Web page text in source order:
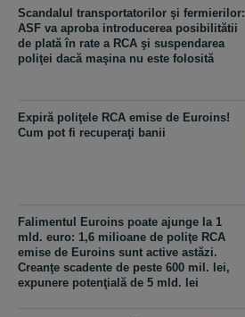
Scandalul transportatorilor şi fermierilor:
ASF va aproba introducerea posibilitătii
de plată în rate a RCA şi suspendarea
poliţei dacă maşina nu este folosită
Expiră poliţele RCA emise de Euroins!
Cum pot fi recuperaţi banii
Falimentul Euroins poate ajunge la 1
mld. euro: 1,6 milioane de poliţe RCA
emise de Euroins sunt active astăzi.
Creanţe scadente de peste 600 mil. lei,
expunere potenţială de 5 mld. lei